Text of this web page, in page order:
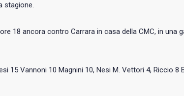
stagione.
18 ancora contro Carrara in casa della CMC, in una
15 Vannoni 10 Magnini 10, Nesi M. Vettori 4, Riccio 8